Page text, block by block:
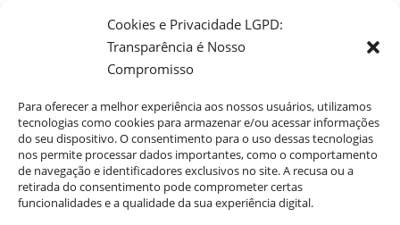
Cookies e Privacidade LGPD:
Transparência é Nosso
Compromisso
Para oferecer a melhor experiência aos nossos usuários, utilizamos
tecnologias como cookies para armazenar e/ou acessar informações
do seu dispositivo. O consentimento para o uso dessas tecnologias
nos permite processar dados importantes, como o comportamento
de navegação e identificadores exclusivos no site. A recusa ou a
retirada do consentimento pode comprometer certas
funcionalidades e a qualidade da sua experiência digital.
emocional, abrangendo diversos\naspectos da
sexualidade masculina.”
]
}
Dr. Guilherme Braga